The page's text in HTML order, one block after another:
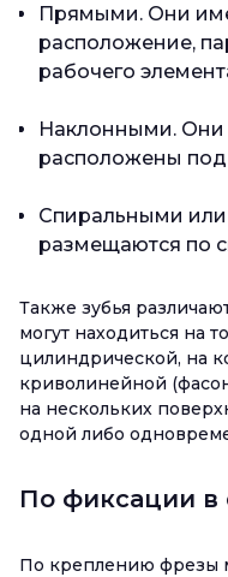
Прямыми. Они
расположение,
рабочего
Наклонными. Они
расположены
Спиральными
размещаются по
Также зубья
могут находиться на
цилиндрической, на
криволинейной
на нескольких
одной либо
По фиксации в
По креплению фрезы